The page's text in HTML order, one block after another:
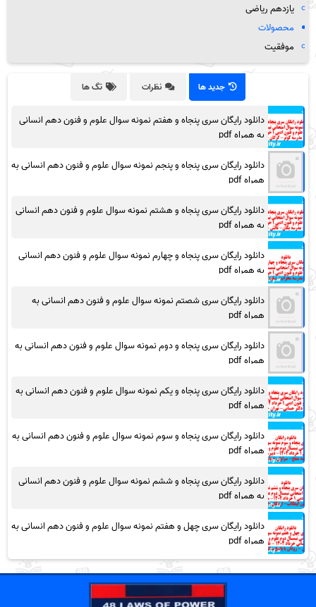
یازدهم ریاضی
محصولات
موفقیت
جدید ها نظرات تگ ها
دانلود رایگان سری پنجاه و هفتم نمونه سوال علوم و فنون دهم انسانی
به همراه pdf
دانلود رایگان سری پنجاه و پنجم نمونه سوال علوم و فنون دهم انسانی به
همراه pdf
دانلود رایگان سری پنجاه و هشتم نمونه سوال علوم و فنون دهم انسانی
به همراه pdf
دانلود رایگان سری پنجاه و چهارم نمونه سوال علوم و فنون دهم انسانی
به همراه pdf
دانلود رایگان سری شصتم نمونه سوال علوم و فنون دهم انسانی به
همراه pdf
دانلود رایگان سری پنجاه و دوم نمونه سوال علوم و فنون دهم انسانی به
همراه pdf
دانلود رایگان سری پنجاه و یکم نمونه سوال علوم و فنون دهم انسانی به
همراه pdf
دانلود رایگان سری پنجاه و سوم نمونه سوال علوم و فنون دهم انسانی به
همراه pdf
دانلود رایگان سری پنجاه و ششم نمونه سوال علوم و فنون دهم انسانی
به همراه pdf
دانلود رایگان سری چهل و هفتم نمونه سوال علوم و فنون دهم انسانی به
همراه pdf